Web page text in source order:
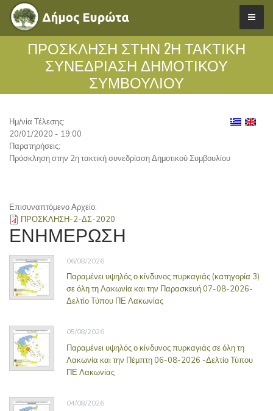
ΠΡΌΣΚΛΗΣΗ ΣΤΗΝ 2Η ΤΑΚΤΙΚΉ
ΣΥΝΕΔΡΊΑΣΗ ΔΗΜΟΤΙΚΟΎ
ΣΥΜΒΟΥΛΊΟΥ
Ημ/νία Τέλεσης:
20/01/2020 - 19:00
Παρατηρήσεις:
Πρόσκληση στην 2η τακτική συνεδρίαση Δημοτικού Συμβουλίου
Επισυναπτόμενο Αρχείο:
ΠΡΟΣΚΛΗΣΗ-2-ΔΣ-2020
ΕΝΗΜΕΡΩΣΗ
06/08/2026
Παραμένει υψηλός ο κίνδυνος πυρκαγιάς (κατηγορία 3)
σε όλη τη Λακωνία και την Παρασκευή 07-08-2026-
Δελτίο Τύπου ΠΕ Λακωνίας
05/08/2026
Παραμένει υψηλός ο κίνδυνος πυρκαγιάς σε όλη τη
Λακωνία και την Πέμπτη 06-08-2026 -Δελτίο Τύπου
ΠΕ Λακωνίας
04/08/2026